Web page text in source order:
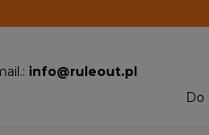
info@ruleout.pl
Do